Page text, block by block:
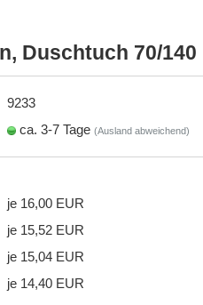
Duschtuch 70/140
9233
ca. 3-7 Tage (Ausland abweichend)
je 16,00 EUR
je 15,52 EUR
je 15,04 EUR
je 14,40 EUR